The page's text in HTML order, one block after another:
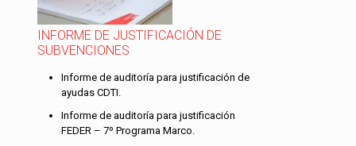
INFORME DE JUSTIFICACIÓN DE
SUBVENCIONES
Informe de auditoría para justificación de
ayudas CDTI.
Informe de auditoría para justificación
FEDER – 7º Programa Marco.